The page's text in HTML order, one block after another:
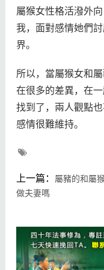
屬猴女性格活潑外
我，面對感情她們
界。
所以，當屬猴女和
在很多的差異，在
找到了，兩人觀點
感情很難維持。
上一篇： 屬豬的和屬
做夫妻嗎